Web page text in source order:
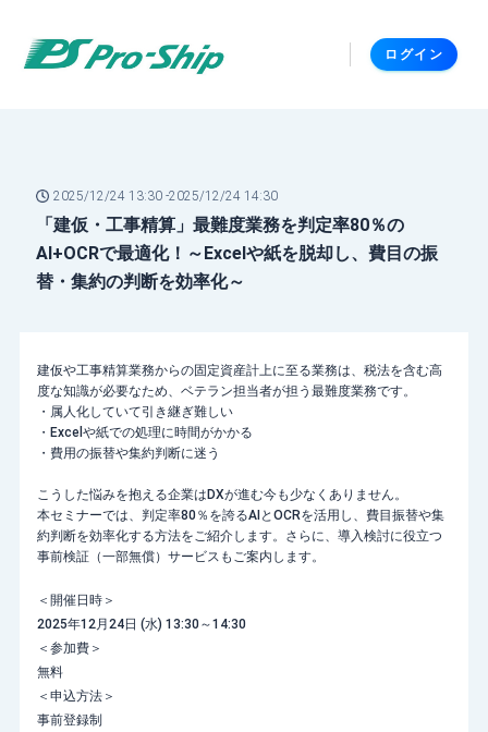
ログイン
2025/12/24 13:30 -2025/12/24 14:30
「建仮・工事精算」最難度業務を判定率80％の
AI+OCRで最適化！～Excelや紙を脱却し、費目の振
替・集約の判断を効率化～
建仮や工事精算業務からの固定資産計上に至る業務は、税法を含む高
度な知識が必要なため、ベテラン担当者が担う最難度業務です。
・属人化していて引き継ぎ難しい
・Excelや紙での処理に時間がかかる
・費用の振替や集約判断に迷う
こうした悩みを抱える企業はDXが進む今も少なくありません。
本セミナーでは、判定率80％を誇るAIとOCRを活用し、費目振替や集
約判断を効率化する方法をご紹介します。さらに、導入検討に役立つ
事前検証（一部無償）サービスもご案内します。
＜開催日時＞
2025年12月24日 (水) 13:30～14:30
＜参加費＞
無料
＜申込方法＞
事前登録制